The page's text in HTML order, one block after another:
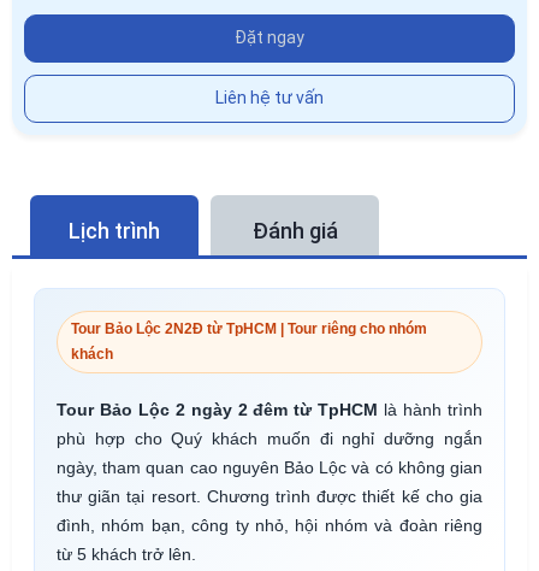
Đặt ngay
Liên hệ tư vấn
Lịch trình Đánh giá
Tour Bảo Lộc 2N2Đ từ TpHCM | Tour riêng cho nhóm
khách
Tour Bảo Lộc 2 ngày 2 đêm từ TpHCM là hành trình
phù hợp cho Quý khách muốn đi nghỉ dưỡng ngắn
ngày, tham quan cao nguyên Bảo Lộc và có không gian
thư giãn tại resort. Chương trình được thiết kế cho gia
đình, nhóm bạn, công ty nhỏ, hội nhóm và đoàn riêng
từ 5 khách trở lên.